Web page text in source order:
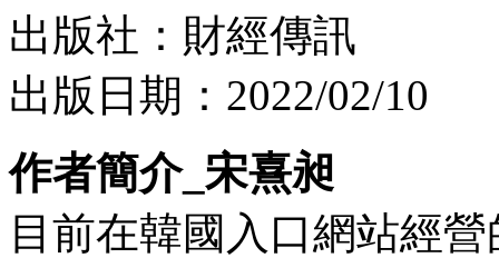
出版社：財經傳訊
出版日期：2022/02/10
作者簡介_宋熹昶
目前在韓國入口網站經